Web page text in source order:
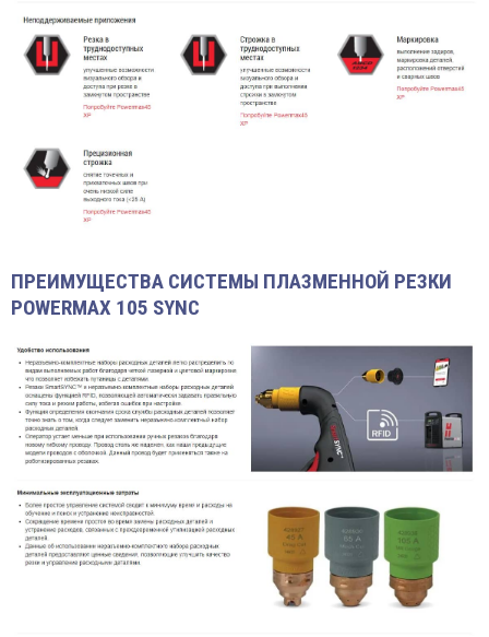
ПРЕИМУЩЕСТВА СИСТЕМЫ ПЛАЗМЕННОЙ РЕЗКИ
POWERMAX 105 SYNC